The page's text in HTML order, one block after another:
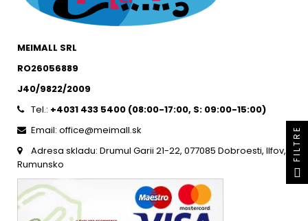
MEIMALL SRL
RO26056889
J40/9822/2009
Tel.: +4031 433 5400 (08:00-17:00, S: 09:00-15:00)
Email: office@meimall.sk
Adresa skladu: Drumul Garii 21-22, 077085 Dobroesti, Ilfov,
Rumunsko
FILTRE